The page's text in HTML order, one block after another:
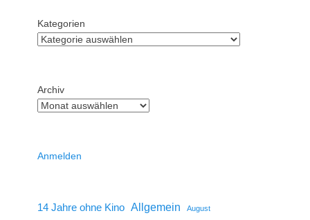
Kategorien
Archiv
Anmelden
14 Jahre ohne Kino Allgemein August